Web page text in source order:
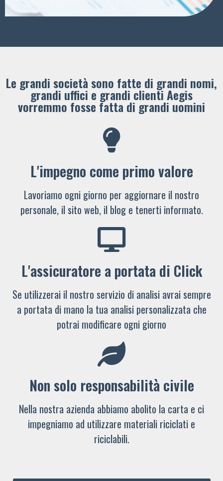
Le grandi società sono fatte di grandi nomi,
grandi uffici e grandi clienti ​Aegis
vorremmo fosse fatta di grandi uomini
L'impegno come primo valore
Lavoriamo ogni giorno per aggiornare il nostro
personale, il sito web, il blog e tenerti informato.
L'assicuratore a portata di Click
Se utilizzerai il nostro servizio di analisi avrai sempre
a portata di mano la tua analisi personalizzata che
potrai modificare ogni giorno
Non solo responsabilità civile
Nella nostra azienda abbiamo abolito la carta e ci
impegniamo ad utilizzare materiali riciclati e
riciclabili.